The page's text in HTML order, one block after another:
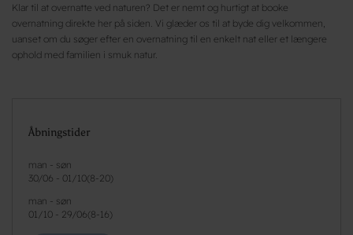
Klar til at overnatte ved naturen? Det er nemt og hurtigt at booke
overnatning direkte her på siden. Vi glæder os til at byde dig velkommen,
uanset om du søger efter en overnatning til en enkelt nat eller et længere
ophold med familien i smuk natur.
Åbningstider
man - søn
30/06 - 01/10( 8-20)
man - søn
01/10 - 29/06( 8-16)